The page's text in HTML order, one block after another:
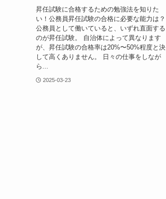
昇任試験に合格するための勉強法を知りた
い！公務員昇任試験の合格に必要な能力は？
公務員として働いていると、いずれ直面する
のが昇任試験。 自治体によって異なります
が、昇任試験の合格率は20%〜50%程度と決
して高くありません。 日々の仕事をしなが
ら...
2025-03-23